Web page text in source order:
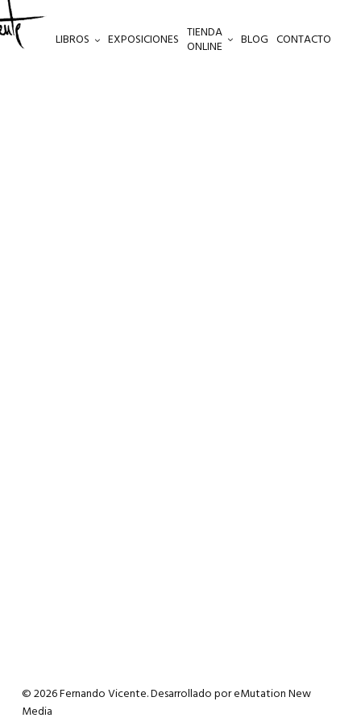
LIBROS EXPOSICIONES TIENDA
ONLINE BLOG CONTACTO
© 2026 Fernando Vicente. Desarrollado poreMutation New
Media